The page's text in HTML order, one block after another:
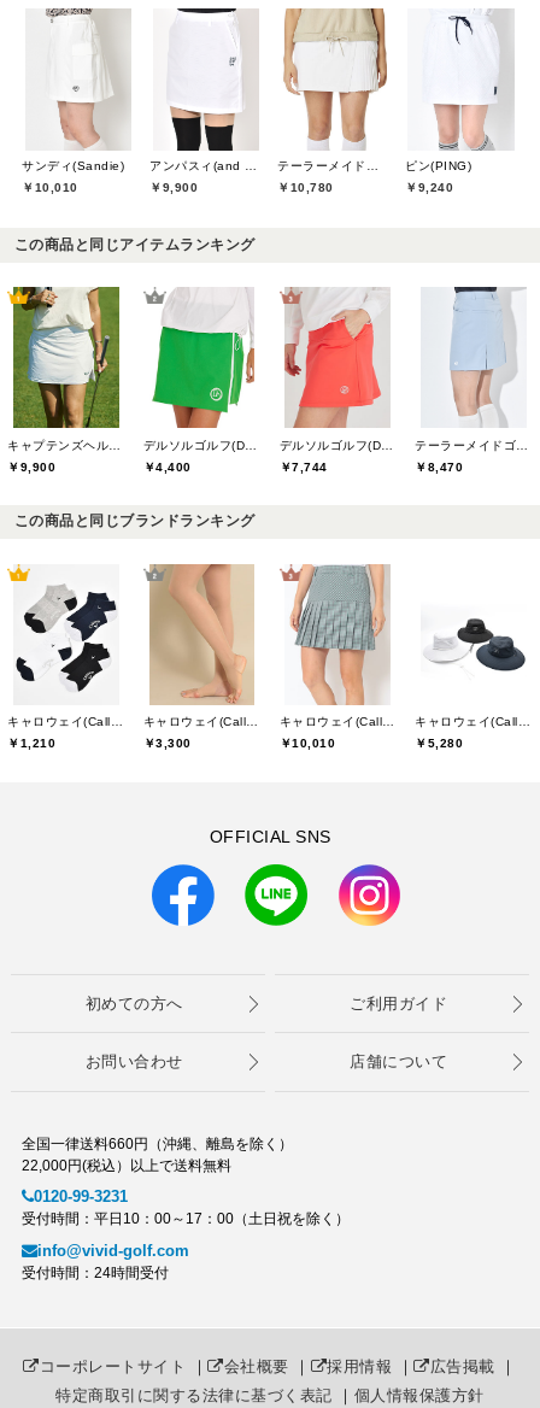
サンディ(Sandie)
￥10,010
￥9,900
￥10,780
ピン(PING)
￥9,240
この商品と同じアイテムランキング
￥9,900
￥4,400
￥7,744
￥8,470
この商品と同じブランドランキング
キャロウェイ(Callaway)
￥1,210
キャロウェイ(Callaway)
￥3,300
キャロウェイ(Callaway)
￥10,010
キャロウェイ(Callaway)
￥5,280
OFFICIAL SNS
初めての方へ ご利用ガイド
お問い合わせ 店舗について
全国一律送料660円（沖縄、離島を除く）
22,000円(税込）以上で送料無料
0120-99-3231
受付時間：平日10：00～17：00（土日祝を除く）
info@vivid-golf.com
受付時間：24時間受付
コーポレートサイト ｜ 会社概要 ｜ 採用情報 ｜ 広告掲載 ｜
特定商取引に関する法律に基づく表記 ｜ 個人情報保護方針